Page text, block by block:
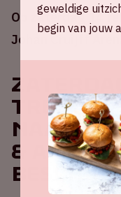
Op zaterdag 14
Johan Cruijff
naar het
& A10
geweldige
begin van jouw